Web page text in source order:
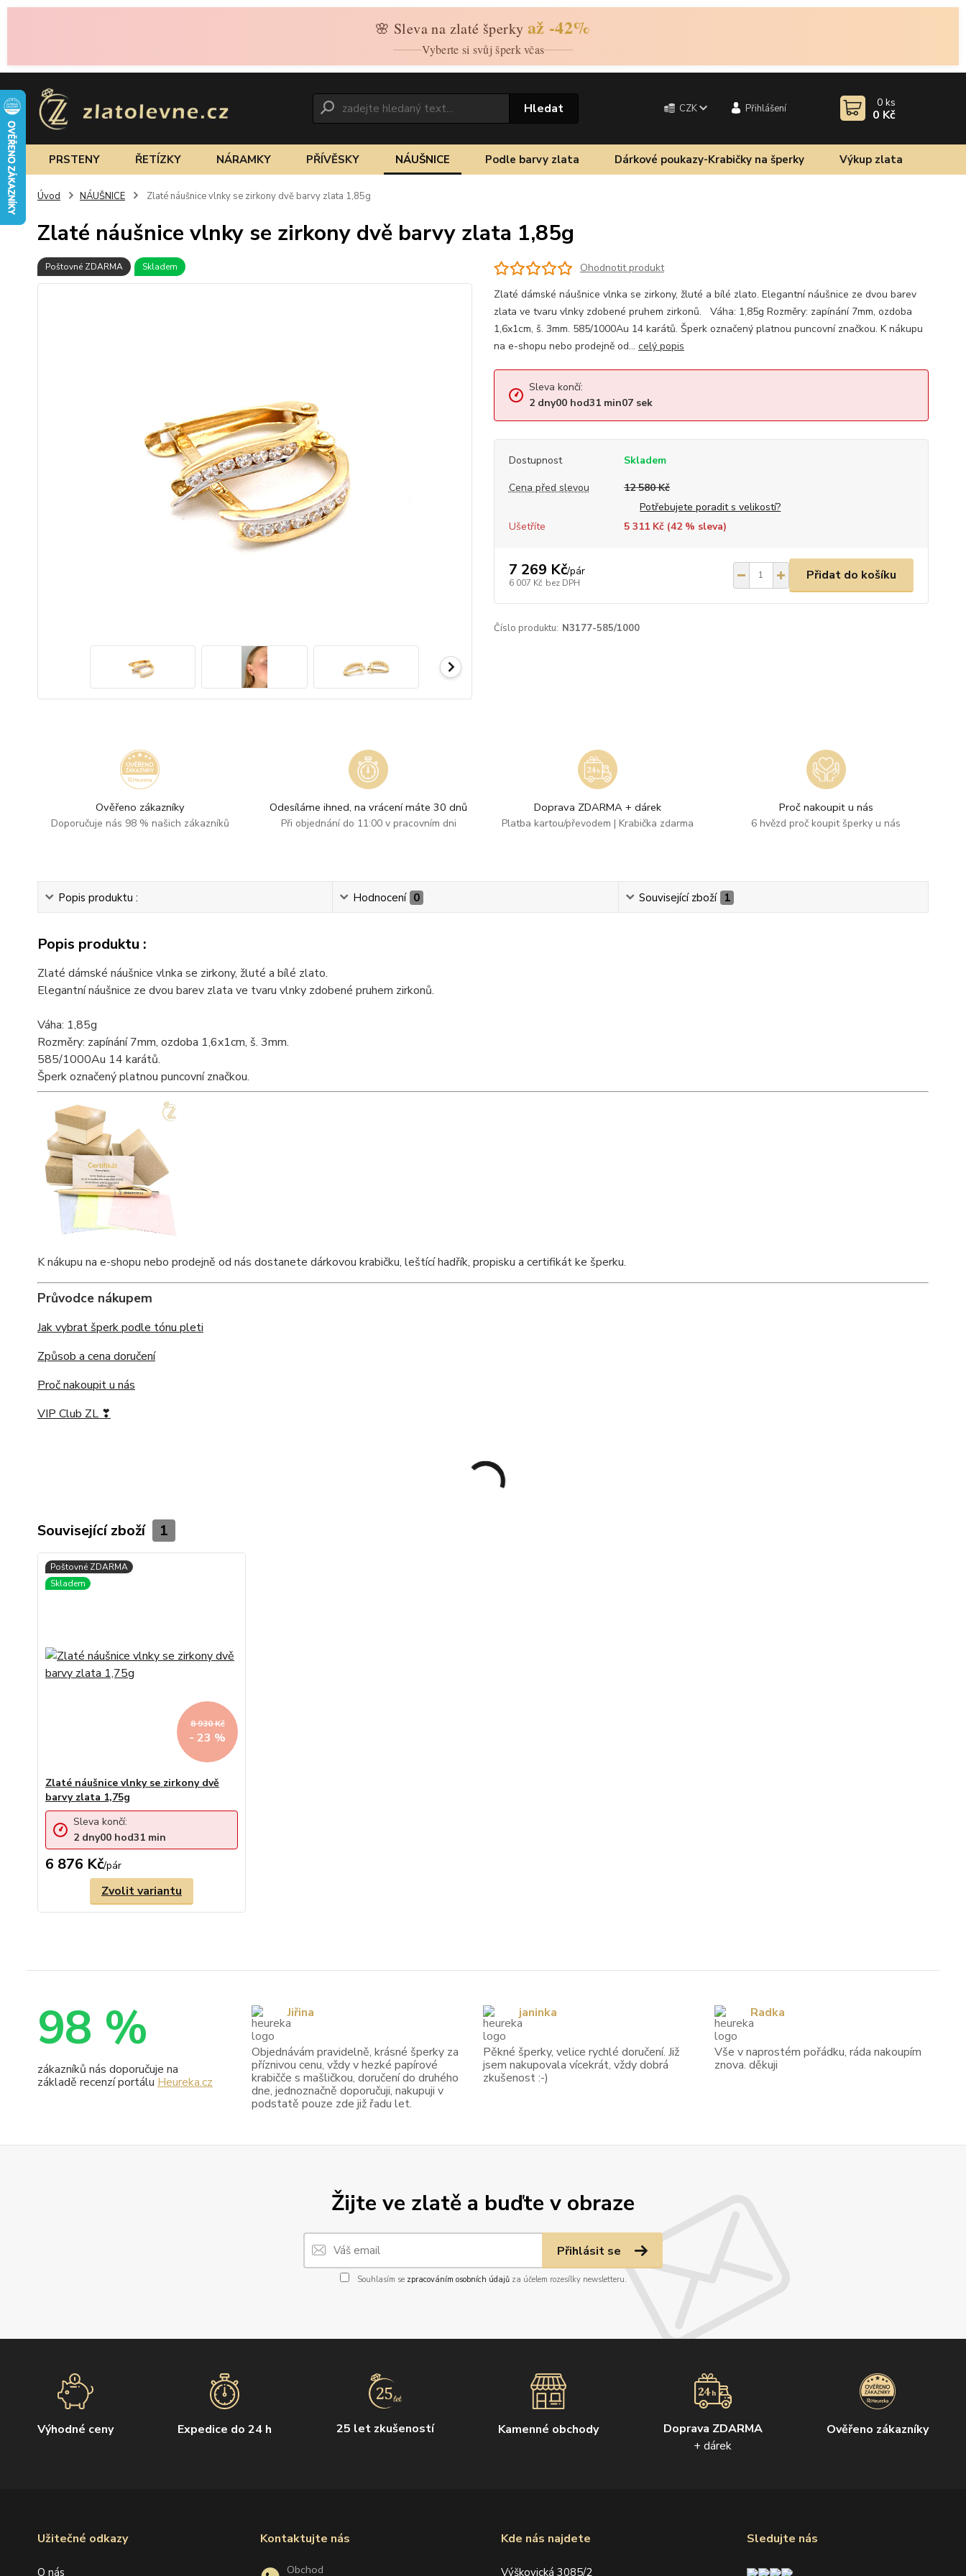
🌸 Sleva na zlaté šperky až -42%
Vyberte si svůj šperk včas
CZK Přihlášení
Hledat 0 ks
0 Kč
PRSTENY ŘETÍZKY NÁRAMKY PŘÍVĚSKY NÁUŠNICE Podle barvy zlata Dárkové poukazy-Krabičky na šperky Výkup zlata
Úvod NÁUŠNICE Zlaté náušnice vlnky se zirkony dvě barvy zlata 1,85g
Zlaté náušnice vlnky se zirkony dvě barvy zlata 1,85g
Poštovné ZDARMA Skladem
Ohodnotit produkt
Zlaté dámské náušnice vlnka se zirkony, žluté a bílé zlato. Elegantní náušnice ze dvou barev
zlata ve tvaru vlnky zdobené pruhem zirkonů. Váha: 1,85g Rozměry: zapínání 7mm, ozdoba
1,6x1cm, š. 3mm. 585/1000Au 14 karátů. Šperk označený platnou puncovní značkou. K nákupu
na e-shopu nebo prodejně od... celý popis
Sleva končí:
2 dny00hod31min06sek
Dostupnost
Skladem
Cena před slevou
12 580 Kč
Potřebujete poradit s velikostí?
Ušetříte
5 311 Kč (42% sleva)
7 269 Kč/pár
6 007 Kč bez DPH
Přidat do košíku
Číslo produktu: N3177-585/1000
Ověřeno zákazníky
Doporučuje nás 98 % našich zákazníků
Odesíláme ihned, na vrácení máte 30 dnů
Při objednání do 11:00 v pracovním dni
Doprava ZDARMA + dárek
Platba kartou/převodem | Krabička zdarma
Proč nakoupit u nás
6 hvězd proč koupit šperky u nás
Popis produktu : Hodnocení 0 Související zboží 1
Popis produktu :
Zlaté dámské náušnice vlnka se zirkony, žluté a bílé zlato.
Elegantní náušnice ze dvou barev zlata ve tvaru vlnky zdobené pruhem zirkonů.
Váha: 1,85g
Rozměry: zapínání 7mm, ozdoba 1,6x1cm, š. 3mm.
585/1000Au 14 karátů.
Šperk označený platnou puncovní značkou.
K nákupu na e-shopu nebo prodejně od nás dostanete dárkovou krabičku, leštící hadřík, propisku a certifikát ke šperku.
Průvodce nákupem
Jak vybrat šperk podle tónu pleti
Způsob a cena doručení
Proč nakoupit u nás
VIP Club ZL ❣
Související zboží 1
8 930 Kč
- 23 %
Zlaté náušnice vlnky se zirkony dvě
barvy zlata 1,75g
6 876 Kč/pár
Sleva končí:
2 dny00 hod31 min
Zvolit variantu
Žijte ve zlatě a buďte v obraze
Přihlásit se
Souhlasím se zpracováním osobních údajůza účelem rozesílky newsletteru.
Výhodné ceny Expedice do 24 h 25 let zkušeností Kamenné obchody
Doprava ZDARMA
+ dárek
Ověřeno zákazníky
Užitečné odkazy
O nás
Kde nás najdete
Výškovická 3085/2
Sledujte nás
Kontaktujte nás
Obchod
98 %
zákazníků nás doporučuje na
základě recenzí portálu Heureka.cz
Objednávám pravidelně, krásné šperky za
příznivou cenu, vždy v hezké papírové
krabičče s mašličkou, doručení do druhého
dne, jednoznačně doporučuji, nakupuji v
podstatě pouze zde již řadu let.
Jiřina
Pěkné šperky, velice rychlé doručení. Již
jsem nakupovala vícekrát, vždy dobrá
zkušenost :-)
janinka
Vše v naprostém pořádku, ráda nakoupím
znova. děkuji
Radka